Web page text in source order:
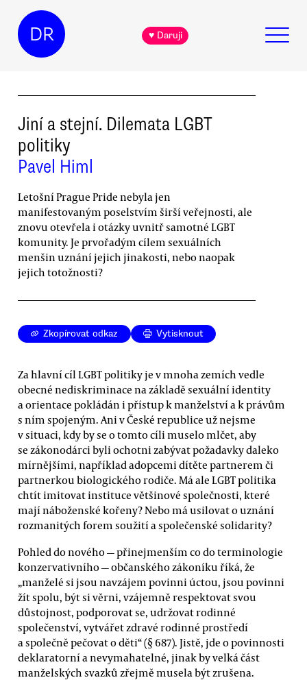
DR ♥ Daruji
Jiní a stejní. Dilemata LGBT
politiky
Pavel Himl
Letošní Prague Pride nebyla jen
manifestovaným poselstvím širší veřejnosti, ale
znovu otevřela i otázky uvnitř samotné LGBT
komunity. Je prvořadým cílem sexuálních
menšin uznání jejich jinakosti, nebo naopak
jejich totožnosti?
Zkopírovat odkaz Vytisknout
Za hlavní cíl LGBT politiky je v mnoha zemích vedle
obecné nediskriminace na základě sexuální identity
a orientace pokládán i přístup k manželství a k právům
s ním spojeným. Ani v České republice už nejsme
v situaci, kdy by se o tomto cíli muselo mlčet, aby
se zákonodárci byli ochotni zabývat požadavky daleko
mírnějšími, například adopcemi dítěte partnerem či
partnerkou biologického rodiče. Má ale LGBT politika
chtít imitovat instituce většinové společnosti, které
mají náboženské kořeny? Nebo má usilovat o uznání
rozmanitých forem soužití a společenské solidarity?
Pohled do nového — přinejmenším co do terminologie
konzervativního — občanského zákoníku říká, že
„manželé si jsou navzájem povinni úctou, jsou povinni
žít spolu, být si věrni, vzájemně respektovat svou
důstojnost, podporovat se, udržovat rodinné
společenství, vytvářet zdravé rodinné prostředí
a společně pečovat o děti“ (§ 687). Jistě, jde o povinnosti
deklaratorní a nevymahatelné, jinak by velká část
manželských svazků zřejmě musela být zrušena.